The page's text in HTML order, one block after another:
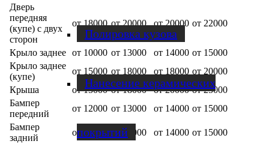
Полировка кузова
Нанесение керамических
покрытий
Дверь
передняя
(купе) с двух
сторон
от 18000 от 20000 от 20000 от 22000
Крыло заднее от 10000 от 13000 от 14000 от 15000
Крыло заднее
(купе)
от 15000 от 18000 от 18000 от 20000
Крыша
от 15000 от 18000 от 20000 от 25000
Бампер
передний
от 12000 от 13000 от 14000 от 15000
Бампер
задний
от 12000 от 13000 от 14000 от 15000